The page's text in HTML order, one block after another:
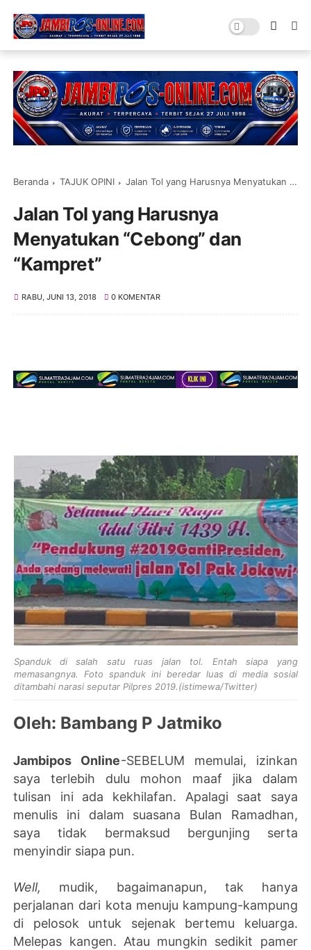
Beranda TAJUK OPINI Jalan Tol yang Harusnya Menyatukan “Cebong” dan “Kampret”
Jalan Tol yang Harusnya
Menyatukan “Cebong” dan
“Kampret”
RABU, JUNI 13, 2018 0 KOMENTAR
Spanduk di salah satu ruas jalan tol. Entah siapa yang
memasangnya. Foto spanduk ini beredar luas di media sosial
ditambahi narasi seputar Pilpres 2019.(istimewa/Twitter)
Oleh: Bambang P Jatmiko
Jambipos Online-SEBELUM memulai, izinkan
saya terlebih dulu mohon maaf jika dalam
tulisan ini ada kekhilafan. Apalagi saat saya
menulis ini dalam suasana Bulan Ramadhan,
saya tidak bermaksud bergunjing serta
menyindir siapa pun.
Well,
mudik, bagaimanapun, tak hanya
perjalanan dari kota menuju kampung-kampung
di pelosok untuk sejenak bertemu keluarga.
Melepas kangen. Atau mungkin sedikit pamer